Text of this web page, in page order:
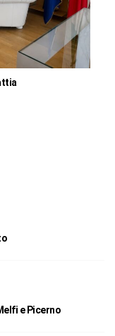
e Picerno